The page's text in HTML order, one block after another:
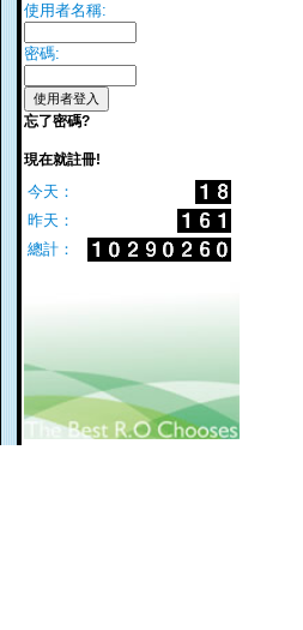
使用者名稱:
密碼:
忘了密碼?
現在就註冊!
今天：
昨天：
總計：